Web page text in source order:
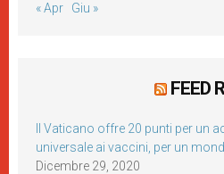
« Apr Giu »
FEED
Il Vaticano offre 20 punti per un
universale ai vaccini, per un
Dicembre 29, 2020